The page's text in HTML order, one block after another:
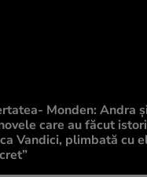
Monden: Andra
care au făcut
Vandici, plimbată cu